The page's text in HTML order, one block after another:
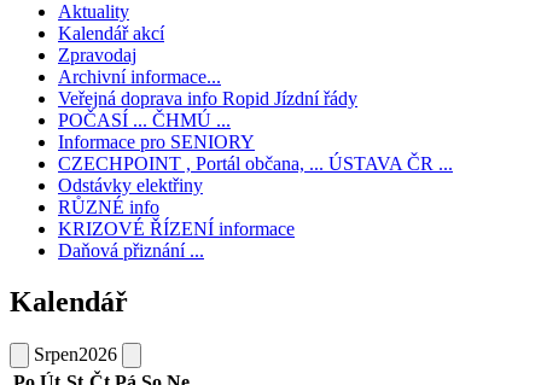
Aktuality
Kalendář akcí
Zpravodaj
Archivní informace...
Veřejná doprava info Ropid Jízdní řády
POČASÍ ... ČHMÚ ...
Informace pro SENIORY
CZECHPOINT , Portál občana, ... ÚSTAVA ČR ...
Odstávky elektřiny
RŮZNÉ info
KRIZOVÉ ŘÍZENÍ informace
Daňová přiznání ...
Kalendář
Srpen2026